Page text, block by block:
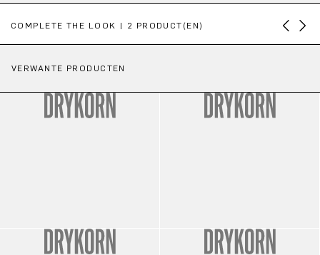
COMPLETE THE LOOK | 2 PRODUCT(EN)
VERWANTE PRODUCTEN